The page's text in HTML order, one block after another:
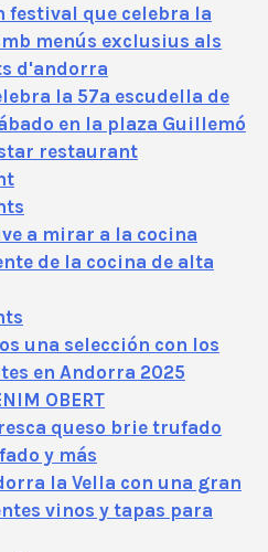
festival que celebra la
menús exclusius als
d'andorra
la 57ª escudella de
en la plaza Guillemó
restaurant
a mirar a la cocina
de la cocina de alta
una selección con los
en Andorra 2025
OBERT
queso brie trufado
y más
la Vella con una gran
vinos y tapas para